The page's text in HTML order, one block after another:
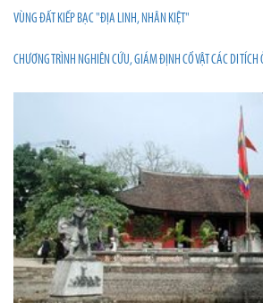
VÙNG ĐẤT KIẾP BẠC "ĐỊA LINH, NHÂN KIỆT"
CHƯƠNG TRÌNH NGHIÊN CỨU, GIÁM ĐỊNH CỔ VẬT CÁC DI